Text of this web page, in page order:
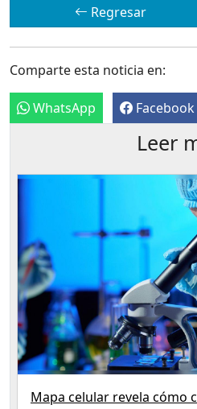
Regresar
Comparte esta noticia en:
WhatsApp Facebook
Leer
Mapa celular revela cómo